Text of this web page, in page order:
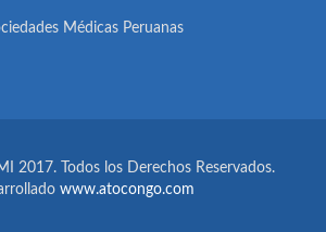
Médicas Peruanas
2017. Todos los Derechos Reservados.
www.atocongo.com